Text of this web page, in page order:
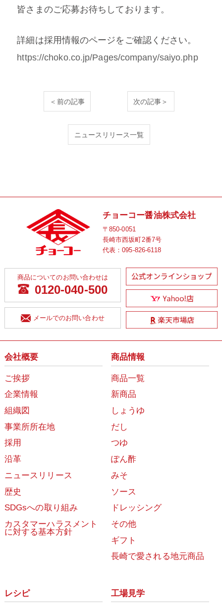
皆さまのご応募お待ちしております。
詳細は採用情報のページをご確認ください。
https://choko.co.jp/Pages/company/saiyo.php
＜前の記事 次の記事＞
ニュースリリース一覧
チョーコー醤油株式会社
〒850-0051
長崎市西坂町2番7号
代表：095-826-6118
商品についてのお問い合わせは
0120-040-500
メールでのお問い合わせ
会社概要
ご挨拶
企業情報
組織図
事業所所在地
採用
沿革
ニュースリリース
歴史
SDGsへの取り組み
カスタマーハラスメント
に対する基本方針
商品情報
商品一覧
新商品
しょうゆ
だし
つゆ
ぽん酢
みそ
ソース
ドレッシング
その他
ギフト
長崎で愛される地元商品
レシピ 工場見学